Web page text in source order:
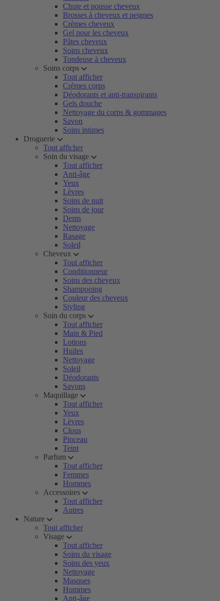
Chute et pousse cheveux
Brosses à cheveux et peignes
Crèmes cheveux
Gel pour les cheveux
Pâtes cheveux
Soins cheveux
Tondeuse à cheveux
Soins corps
Tout afficher
Crèmes corps
Déodorants et anti-transpirants
Gels douche
Nettoyage du corps & gommages
Savon
Soins intimes
Droguerie
Tout afficher
Soin du visage
Tout afficher
Anti-âge
Yeux
Lèvres
Soins de nuit
Soins de jour
Dents
Nettoyage
Rasage
Soleil
Cheveux
Tout afficher
Conditionneur
Soins des cheveux
Shampooing
Couleur des cheveux
Styling
Soin du corps
Tout afficher
Main & Pied
Lotions
Huiles
Nettoyage
Soleil
Déodorants
Savons
Maquillage
Tout afficher
Yeux
Lèvres
Clous
Pinceau
Teint
Parfum
Tout afficher
Femmes
Hommes
Accessoires
Tout afficher
Autres
Nature
Tout afficher
Visage
Tout afficher
Soins du visage
Soins des yeux
Nettoyage
Masques
Hommes
Anti-âge